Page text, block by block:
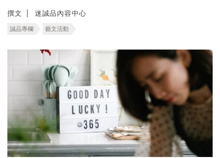
撰文 迷誠品內容中心
誠品專欄 藝文活動